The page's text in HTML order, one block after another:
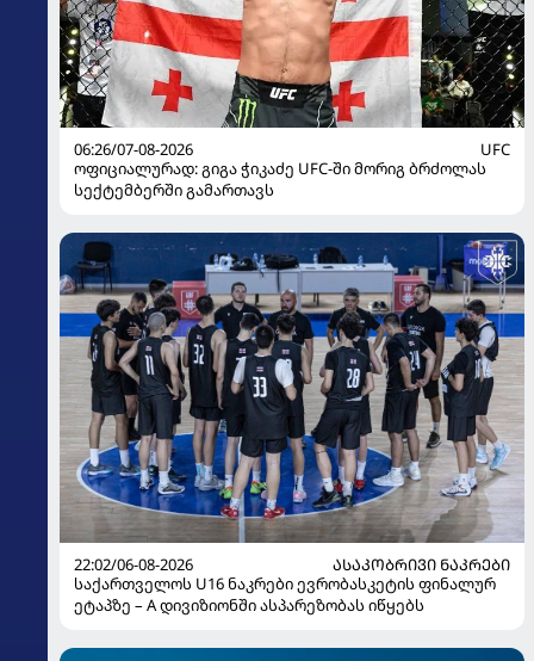
06:26/07-08-2026
UFC
ოფიციალურად: გიგა ჭიკაძე UFC-ში მორიგ ბრძოლას
სექტემბერში გამართავს
22:02/06-08-2026
ᲐᲡᲐᲙᲝᲑᲠᲘᲕᲘ ᲜᲐᲙᲠᲔᲑᲘ
საქართველოს U16 ნაკრები ევრობასკეტის ფინალურ
ეტაპზე – A დივიზიონში ასპარეზობას იწყებს